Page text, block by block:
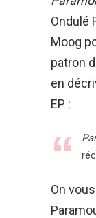
Ondulé
Moog
patron
en
EP :
On